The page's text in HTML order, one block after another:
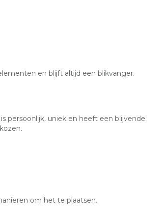
en blijft altijd een blikvanger.
persoonlijk, uniek en heeft een blijvende
om het te plaatsen.